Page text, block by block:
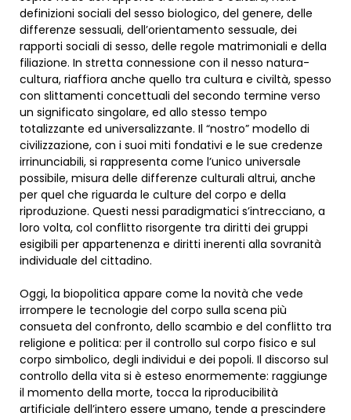
definizioni sociali del sesso biologico, del genere, delle
differenze sessuali, dell’orientamento sessuale, dei
rapporti sociali di sesso, delle regole matrimoniali e della
filiazione. In stretta connessione con il nesso natura-
cultura, riaffiora anche quello tra cultura e civiltà, spesso
con slittamenti concettuali del secondo termine verso
un significato singolare, ed allo stesso tempo
totalizzante ed universalizzante. Il “nostro” modello di
civilizzazione, con i suoi miti fondativi e le sue credenze
irrinunciabili, si rappresenta come l’unico universale
possibile, misura delle differenze culturali altrui, anche
per quel che riguarda le culture del corpo e della
riproduzione. Questi nessi paradigmatici s’intrecciano, a
loro volta, col conflitto risorgente tra diritti dei gruppi
esigibili per appartenenza e diritti inerenti alla sovranità
individuale del cittadino.
Oggi, la biopolitica appare come la novità che vede
irrompere le tecnologie del corpo sulla scena più
consueta del confronto, dello scambio e del conflitto tra
religione e politica: per il controllo sul corpo fisico e sul
corpo simbolico, degli individui e dei popoli. Il discorso sul
controllo della vita si è esteso enormemente: raggiunge
il momento della morte, tocca la riproducibilità
artificiale dell’intero essere umano, tende a prescindere